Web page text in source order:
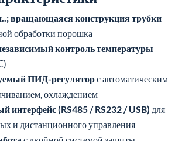
вращающаяся конструкция трубки
обработки порошка
контроль температуры
ПИД-регуляторс автоматическим
охлаждением
интерфейс (RS485 / RS232 / USB) для
и дистанционного управления